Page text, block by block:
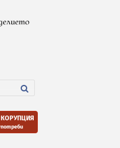
КОРУПЦИЯ